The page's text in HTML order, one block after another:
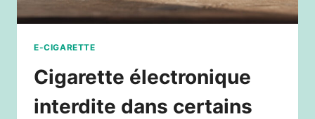
E-CIGARETTE
Cigarette électronique
interdite dans certains